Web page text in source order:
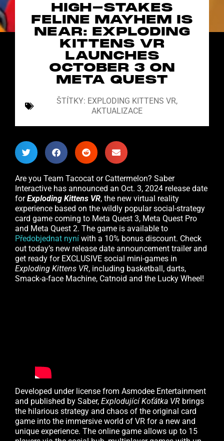
HIGH-STAKES
FELINE MAYHEM IS
NEAR: EXPLODING
KITTENS VR
LAUNCHES
OCTOBER 3 ON
META QUEST
ŠTÍTKY: EXPLODING KITTENS VR,
AKTUALIZACE
Are you Team Tacocat or Cattermelon? Saber
Interactive has announced an Oct. 3, 2024 release date
forExploding Kittens VR, the new virtual reality
experience based on the wildly popular social-strategy
card game coming to Meta Quest 3, Meta Quest Pro
and Meta Quest 2. The game is available to
Předobjednat nyní with a 10% bonus discount. Check
out today’s new release date announcement trailer and
get ready for EXCLUSIVE social mini-games in
Exploding Kittens VR, including basketball, darts,
Smack-a-face Machine, Catnoid and the Lucky Wheel!
Developed under license from Asmodee Entertainment
and published by Saber, Explodující Koťátka VR brings
the hilarious strategy and chaos of the original card
game into the immersive world of VR for a new and
unique experience. The online game allows up to 15